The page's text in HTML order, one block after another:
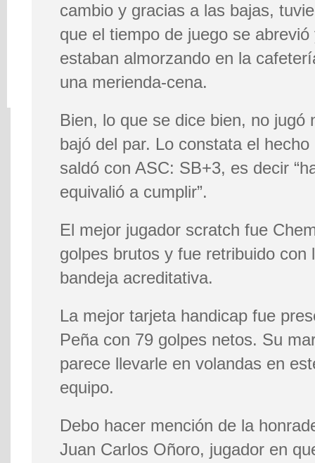
cambio y gracias a las bajas,
que el tiempo de juego se
estaban almorzando en la
una merienda-cena.
Bien, lo que se dice bien, no jugó
bajó del par. Lo constata el
saldó con ASC: SB+3, es decir
equivalió a cumplir”.
El mejor jugador scratch fue
golpes brutos y fue retribuido con
bandeja acreditativa.
La mejor tarjeta handicap fue
Peña con 79 golpes netos. Su
parece llevarle en volandas en
equipo.
Debo hacer mención de la
Juan Carlos Oñoro, jugador en